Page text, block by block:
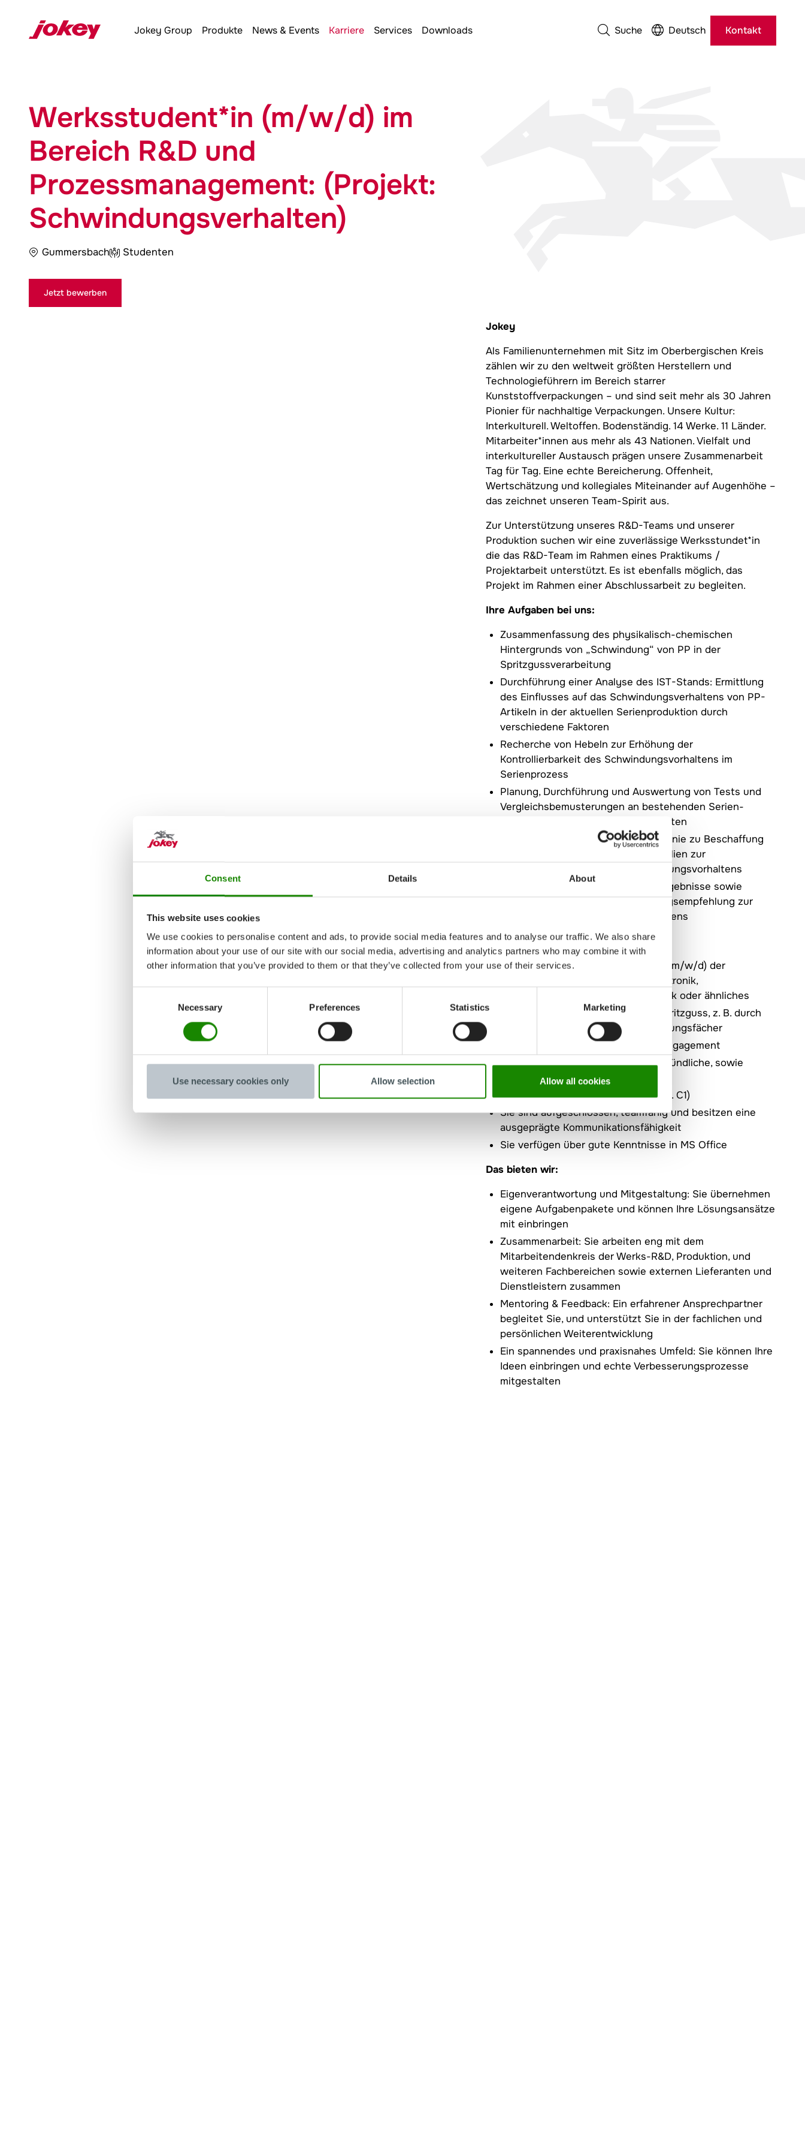
Consent Details About
This website uses cookies
We use cookies to personalise content and ads, to provide social media features and to analyse our traffic. We also share
information about your use of our site with our social media, advertising and analytics partners who may combine it with
other information that you’ve provided to them or that they’ve collected from your use of their services.
Necessary Preferences Statistics Marketing
Use necessary cookies only Allow selection Allow all cookies
Jokey Group Produkte News & Events Karriere Services Downloads Suche Deutsch Kontakt
Werksstudent*in (m/w/d) im
Bereich R&D und
Prozessmanagement: (Projekt:
Schwindungsverhalten)
Gummersbach Studenten
Jetzt bewerben
Jokey
Als Familienunternehmen mit Sitz im Oberbergischen Kreis
zählen wir zu den weltweit größten Herstellern und
Technologieführern im Bereich starrer
Kunststoffverpackungen – und sind seit mehr als 30 Jahren
Pionier für nachhaltige Verpackungen. Unsere Kultur:
Interkulturell. Weltoffen. Bodenständig. 14 Werke. 11 Länder.
Mitarbeiter*innen aus mehr als 43 Nationen. Vielfalt und
interkultureller Austausch prägen unsere Zusammenarbeit
Tag für Tag. Eine echte Bereicherung. Offenheit,
Wertschätzung und kollegiales Miteinander auf Augenhöhe –
das zeichnet unseren Team-Spirit aus.
Zur Unterstützung unseres R&D-Teams und unserer
Produktion suchen wir eine zuverlässige Werksstundet*in
die das R&D-Team im Rahmen eines Praktikums /
Projektarbeit unterstützt. Es ist ebenfalls möglich, das
Projekt im Rahmen einer Abschlussarbeit zu begleiten.
Ihre Aufgaben bei uns:
Zusammenfassung des physikalisch-chemischen
Hintergrunds von „Schwindung“ von PP in der
Spritzgussverarbeitung
Durchführung einer Analyse des IST-Stands: Ermittlung
des Einflusses auf das Schwindungsverhaltens von PP-
Artikeln in der aktuellen Serienproduktion durch
verschiedene Faktoren
Recherche von Hebeln zur Erhöhung der
Kontrollierbarkeit des Schwindungsvorhaltens im
Serienprozess
Planung, Durchführung und Auswertung von Tests und
Vergleichsbemusterungen an bestehenden Serien-
Spritzgusswerkzeugen und -produkten
Analyse und Detaillierung der Richtlinie zu Beschaffung
und Produktionseinsatz von Materialien zur
Sicherstellung eines spez. Schwindungsvorhaltens
Strukturierte Dokumentation der Ergebnisse sowie
Ableitung einer fundierten Handlungsempfehlung zur
Steuerung des Schwindungsverhaltens
Ihr Profil:
Sie sind eingeschriebener Student (m/w/d) der
Fachrichtung Maschinenbau, Mechatronik,
Kunststofftechnik, Verfahrenstechnik oder ähnliches
Fundierte Kenntnisse im Bereich Spritzguss, z. B. durch
entsprechende Module oder Vertiefungsfächer
Hohes Maß an Eigeninitiative und Engagement
Selbstständige, strukturierte und gründliche, sowie
ergebnisorientierte Arbeitsweise
Sehr gute Deutschkenntnisse (mind. C1)
Sie sind aufgeschlossen, teamfähig und besitzen eine
ausgeprägte Kommunikationsfähigkeit
Sie verfügen über gute Kenntnisse in MS Office
Das bieten wir:
Eigenverantwortung und Mitgestaltung: Sie übernehmen
eigene Aufgabenpakete und können Ihre Lösungsansätze
mit einbringen
Zusammenarbeit: Sie arbeiten eng mit dem
Mitarbeitendenkreis der Werks-R&D, Produktion, und
weiteren Fachbereichen sowie externen Lieferanten und
Dienstleistern zusammen
Mentoring & Feedback: Ein erfahrener Ansprechpartner
begleitet Sie, und unterstützt Sie in der fachlichen und
persönlichen Weiterentwicklung
Ein spannendes und praxisnahes Umfeld: Sie können Ihre
Ideen einbringen und echte Verbesserungsprozesse
mitgestalten